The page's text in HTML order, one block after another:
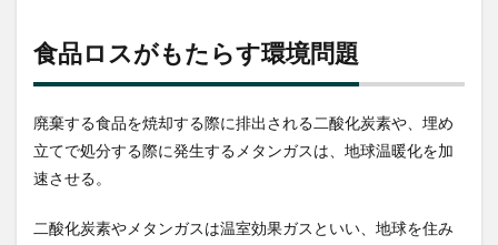
食品ロスがもたらす環境問題
廃棄する食品を焼却する際に排出される二酸化炭素や、埋め
立てで処分する際に発生するメタンガスは、地球温暖化を加
速させる。
二酸化炭素やメタンガスは温室効果ガスといい、地球を住み